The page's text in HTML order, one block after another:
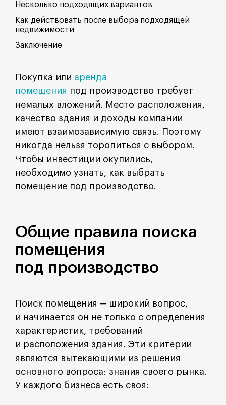
Несколько подходящих вариантов
Как действовать после выбора подходящей
недвижимости
Заключение
Покупка или аренда
помещения под производство требует
немалых вложений. Место расположения,
качество здания и доходы компании
имеют взаимозависимую связь. Поэтому
никогда нельзя торопиться с выбором.
Чтобы инвестиции окупились,
необходимо узнать, как выбрать
помещение под производство.
Общие правила поиска
помещения
под производство
Поиск помещения ─ широкий вопрос,
и начинается он не только с определения
характеристик, требований
и расположения здания. Эти критерии
являются вытекающими из решения
основного вопроса: знания своего рынка.
У каждого бизнеса есть своя: